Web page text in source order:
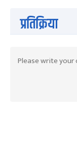
प्रतिक्रिया